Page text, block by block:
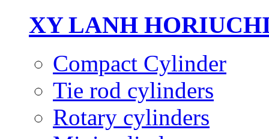
XY LANH
Compact Cylinder
Tie rod cylinders
Rotary cylinders